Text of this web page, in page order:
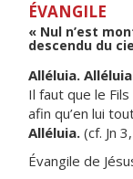
ÉVANGILE
« Nul n’est
descendu du
Alléluia.
Il faut que le
afin qu’en lui
Alléluia. (cf. Jn
Évangile de